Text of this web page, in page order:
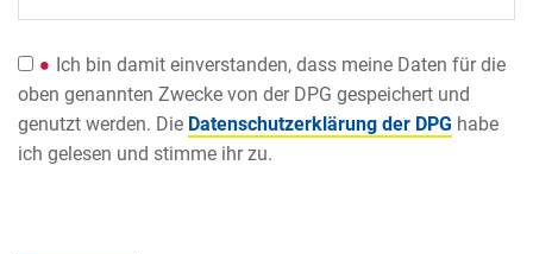
Ich bin damit einverstanden, dass meine Daten für die
oben genannten Zwecke von der DPG gespeichert und
genutzt werden. Die Datenschutzerklärung der DPG habe
ich gelesen und stimme ihr zu.